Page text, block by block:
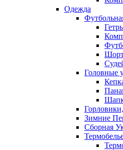
Одежда
Головные
Зимние
Сборная